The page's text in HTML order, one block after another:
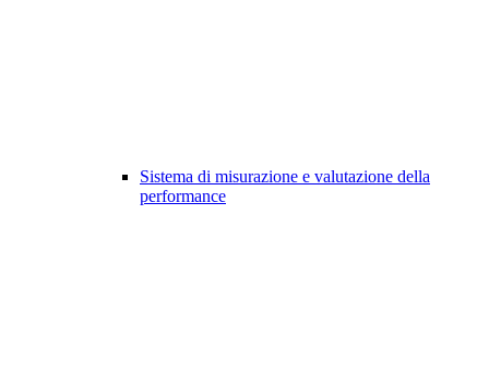
Sistema di misurazione e valutazione della
performance